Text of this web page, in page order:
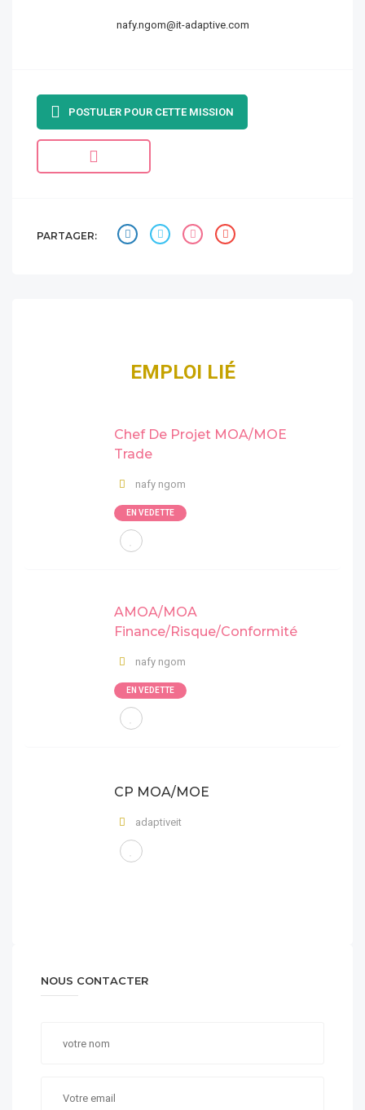
nafy.ngom@it-adaptive.com
POSTULER POUR CETTE MISSION
PARTAGER:
EMPLOI LIÉ
Chef De Projet MOA/MOE
Trade
nafy ngom
EN VEDETTE
AMOA/MOA
Finance/Risque/Conformité
nafy ngom
EN VEDETTE
CP MOA/MOE
adaptiveit
NOUS CONTACTER